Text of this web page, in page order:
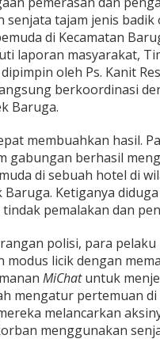
n
g
k
a
p
P
e
m
d
a
P
e
l
a
P
e
n
g
a
n
c
senjata tajam jenis badik
di Kecamatan
laporan masyarakat,
oleh Ps. Kanit
berkoordinasi
Baruga.
membuahkan hasil.
gabungan berhasil
di sebuah hotel di
Baruga. Ketiganya
pemalakan dan
polisi, para pelaku
modus licik dengan
MiChatuntuk
mengatur pertemuan di
melancarkan
menggunakan